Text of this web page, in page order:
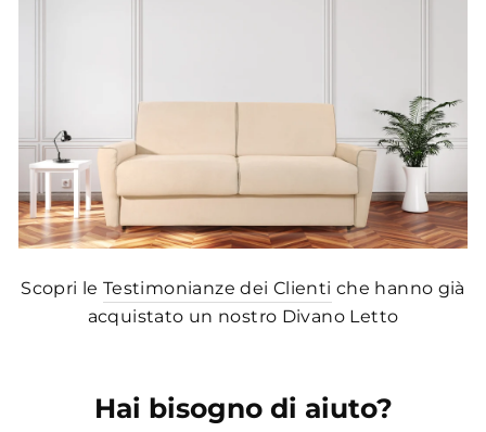
Scopri le Testimonianze dei Clienti che hanno già
acquistato un nostro Divano Letto
Hai bisogno di aiuto?